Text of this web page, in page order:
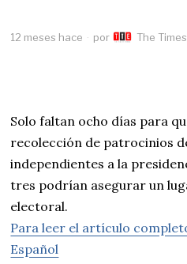
12 meses hace por The
Solo faltan ocho días para
recolección de patrocinios
independientes a la
tres podrían asegurar un
electoral.
Para leer el artículo
Español